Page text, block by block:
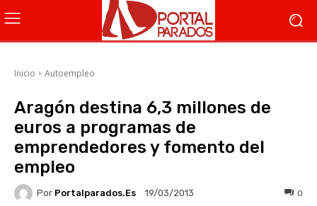
Inicio Autoempleo
Aragón destina 6,3 millones de
euros a programas de
emprendedores y fomento del
empleo
Por Portalparados.es 19/03/2013 0